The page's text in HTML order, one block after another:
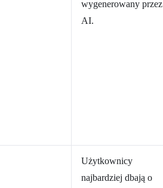
wygenerowany przez
AI.
Użytkownicy
najbardziej dbają o